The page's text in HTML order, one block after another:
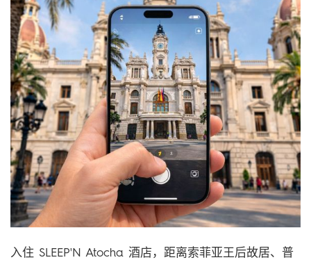
入住 SLEEP'N Atocha 酒店，距离索菲亚王后故居、普